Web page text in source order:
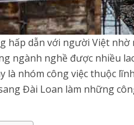
dẫn với người Việt
ngành nghề được nhiều
nhóm công việc thuộc
Đài Loan làm những